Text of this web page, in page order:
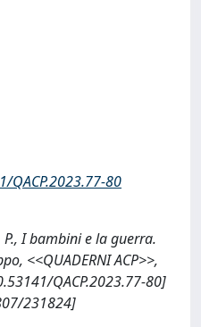
80
I bambini e la guerra.
<<QUADERNI ACP>>,
QACP.2023.77-80]
231824]